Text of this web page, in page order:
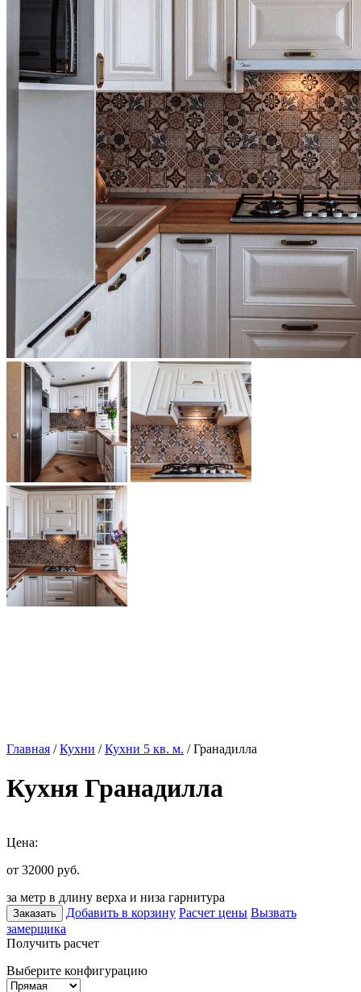
Главная /Кухни /Кухни 5 кв. м. / Гранадилла
Кухня Гранадилла
Цена:
от 32000 руб.
за метр в длину верха и низа гарнитура
Заказать Добавить в корзину Расчет цены Вызвать
замерщика
Получить расчет
Выберите конфигурацию